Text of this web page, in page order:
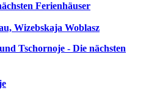
Wizebskaja Woblasz